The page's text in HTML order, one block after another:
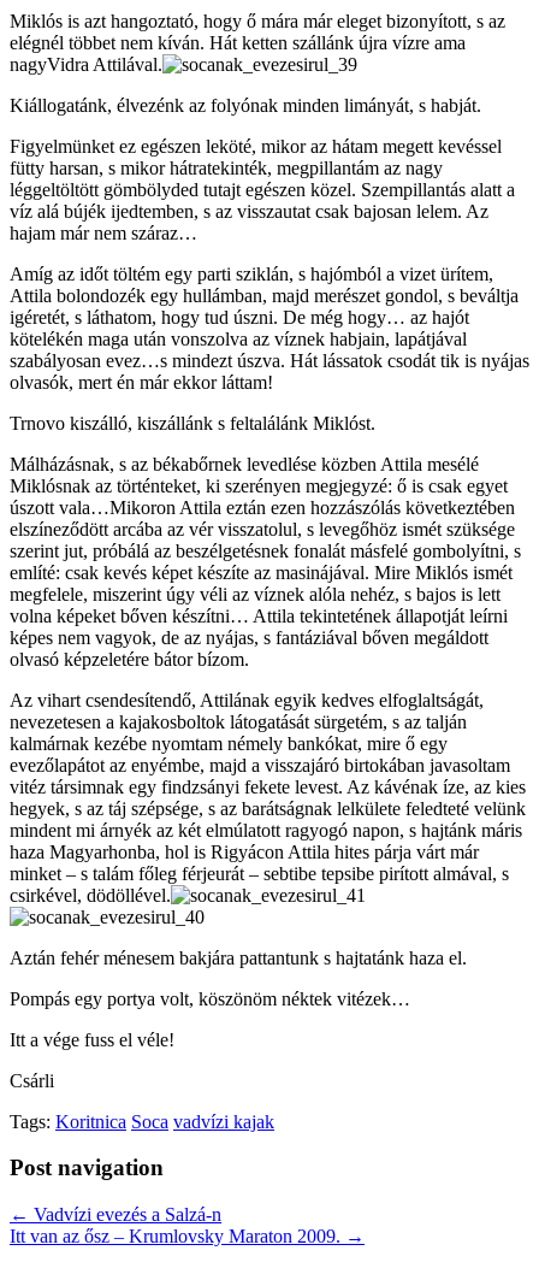
Miklós is azt hangoztató, hogy ő mára már eleget bizonyított, s az
elégnél többet nem kíván. Hát ketten szállánk újra vízre ama
nagyVidra Attilával.
Kiállogatánk, élvezénk az folyónak minden limányát, s habját.
Figyelmünket ez egészen leköté, mikor az hátam megett kevéssel
fütty harsan, s mikor hátratekinték, megpillantám az nagy
léggeltöltött gömbölyded tutajt egészen közel. Szempillantás alatt a
víz alá bújék ijedtemben, s az visszautat csak bajosan lelem. Az
hajam már nem száraz…
Amíg az időt töltém egy parti sziklán, s hajómból a vizet ürítem,
Attila bolondozék egy hullámban, majd merészet gondol, s beváltja
igéretét, s láthatom, hogy tud úszni. De még hogy… az hajót
kötelékén maga után vonszolva az víznek habjain, lapátjával
szabályosan evez…s mindezt úszva. Hát lássatok csodát tik is nyájas
olvasók, mert én már ekkor láttam!
Trnovo kiszálló, kiszállánk s feltalálánk Miklóst.
Málházásnak, s az békabőrnek levedlése közben Attila mesélé
Miklósnak az történteket, ki szerényen megjegyzé: ő is csak egyet
úszott vala…Mikoron Attila eztán ezen hozzászólás következtében
elszíneződött arcába az vér visszatolul, s levegőhöz ismét szüksége
szerint jut, próbálá az beszélgetésnek fonalát másfelé gombolyítni, s
említé: csak kevés képet készíte az masinájával. Mire Miklós ismét
megfelele, miszerint úgy véli az víznek alóla nehéz, s bajos is lett
volna képeket bőven készítni… Attila tekintetének állapotját leírni
képes nem vagyok, de az nyájas, s fantáziával bőven megáldott
olvasó képzeletére bátor bízom.
Az vihart csendesítendő, Attilának egyik kedves elfoglaltságát,
nevezetesen a kajakosboltok látogatását sürgetém, s az talján
kalmárnak kezébe nyomtam némely bankókat, mire ő egy
evezőlapátot az enyémbe, majd a visszajáró birtokában javasoltam
vitéz társimnak egy findzsányi fekete levest. Az kávénak íze, az kies
hegyek, s az táj szépsége, s az barátságnak lelkülete feledteté velünk
mindent mi árnyék az két elmúlatott ragyogó napon, s hajtánk máris
haza Magyarhonba, hol is Rigyácon Attila hites párja várt már
minket – s talám főleg férjeurát – sebtibe tepsibe pirított almával, s
csirkével, dödöllével.
Aztán fehér ménesem bakjára pattantunk s hajtatánk haza el.
Pompás egy portya volt, köszönöm néktek vitézek…
Itt a vége fuss el véle!
Csárli
Tags: Koritnica Soca vadvízi kajak
Post navigation
← Vadvízi evezés a Salzá-n
Itt van az ősz – Krumlovsky Maraton 2009. →